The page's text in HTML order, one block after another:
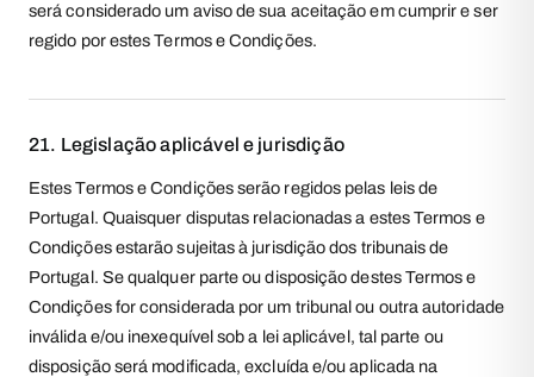
será considerado um aviso de sua aceitação em cumprir e ser
regido por estes Termos e Condições.
21. Legislação aplicável e jurisdição
Estes Termos e Condições serão regidos pelas leis de
Portugal. Quaisquer disputas relacionadas a estes Termos e
Condições estarão sujeitas à jurisdição dos tribunais de
Portugal. Se qualquer parte ou disposição destes Termos e
Condições for considerada por um tribunal ou outra autoridade
inválida e/ou inexequível sob a lei aplicável, tal parte ou
disposição será modificada, excluída e/ou aplicada na